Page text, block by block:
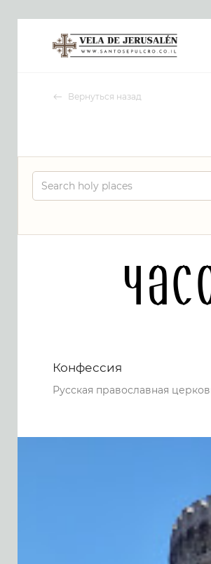
Вернуться назад
Конфессия
Русская православная